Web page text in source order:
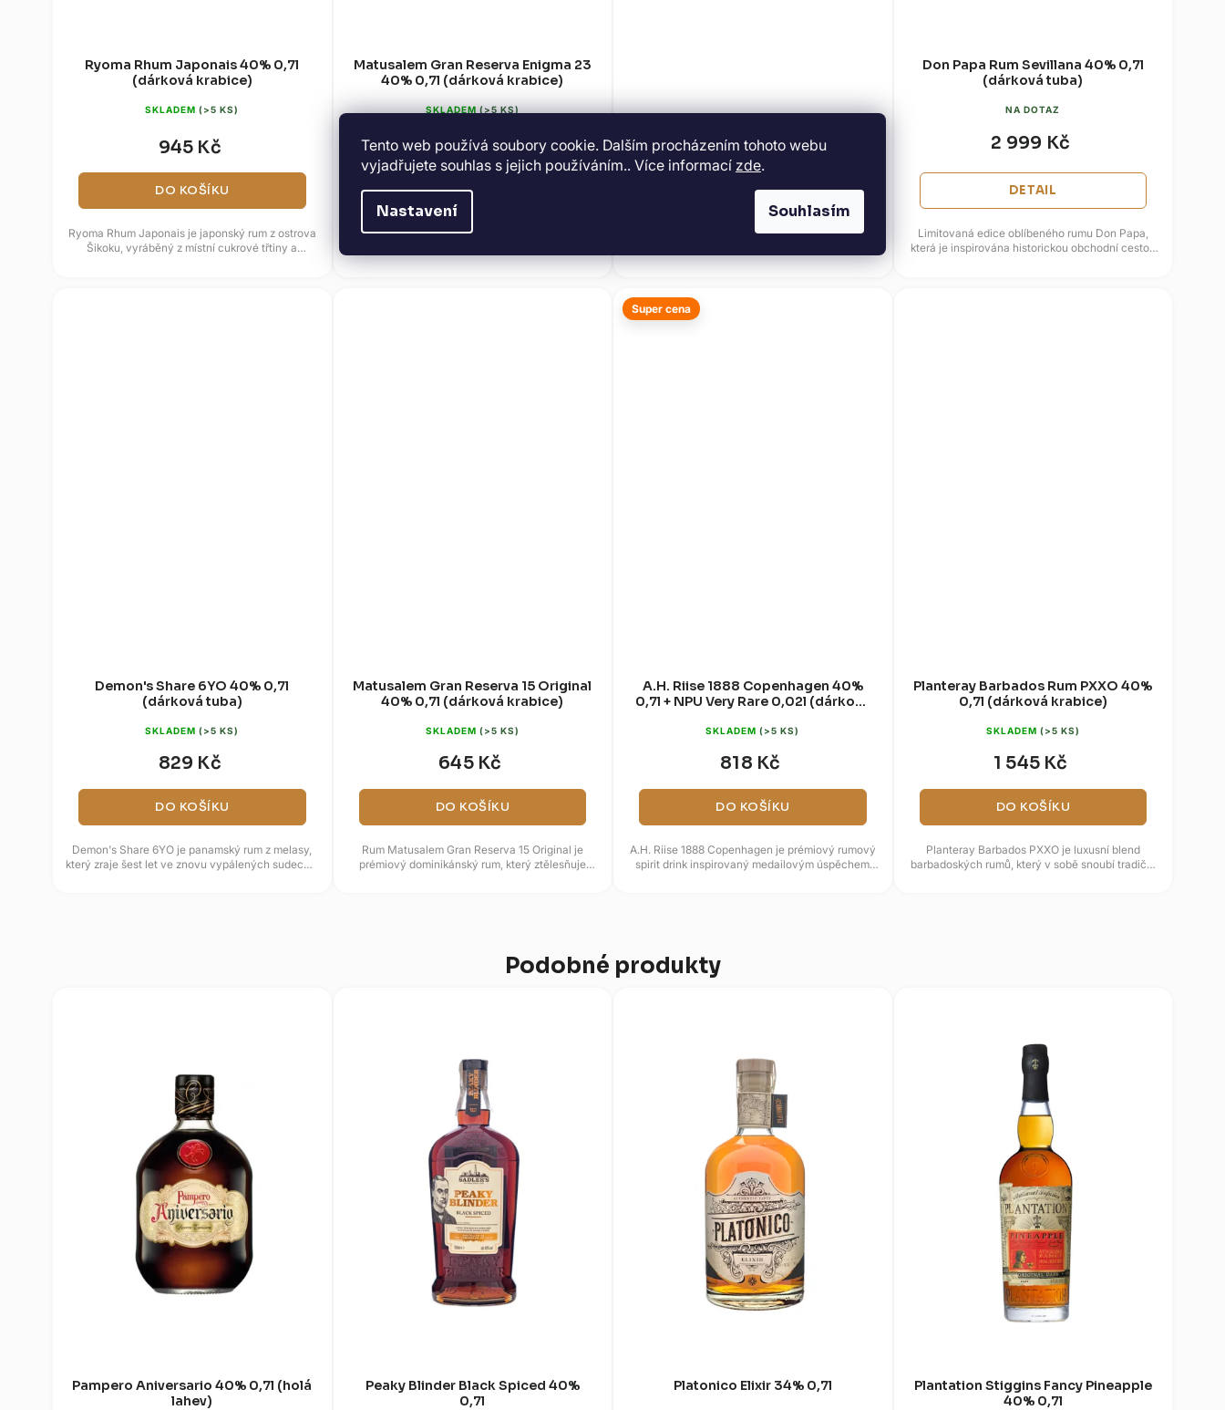
Tento web používá soubory cookie. Dalším procházením tohoto webu
vyjadřujete souhlas s jejich používáním.. Více informací zde.
Nastavení Souhlasím
Ryoma Rhum Japonais 40% 0,7l
(dárková krabice)
SKLADEM(>5 KS)
945 Kč
DO KOŠÍKU
Ryoma Rhum Japonais je japonský rum z ostrova
Šikoku, vyráběný z místní cukrové třtiny a
Matusalem Gran Reserva Enigma 23
40% 0,7l (dárková krabice)
SKLADEM (>5 KS)
1 390 Kč
DO KOŠÍKU
Jedná se o exkluzivní rum z Panamy, inspirovaný
sudech po bourbonu v...
1 365 Kč
DO KOŠÍKU
Don Papa Rum Sevillana 40% 0,7l
(dárková tuba)
NA DOTAZ
2 999 Kč
DETAIL
Limitovaná edice oblíbeného rumu Don Papa,
která je inspirována historickou obchodní cestou
Demon's Share 6YO 40% 0,7l
(dárková tuba)
SKLADEM(>5 KS)
829 Kč
DO KOŠÍKU
Demon's Share 6YO je panamský rum z melasy,
který zraje šest let ve znovu vypálených sudech z
Matusalem Gran Reserva 15 Original
40% 0,7l (dárková krabice)
SKLADEM (>5 KS)
645 Kč
DO KOŠÍKU
Rum Matusalem Gran Reserva 15 Original je
prémiový dominikánský rum, který ztělesňuje
Super cena
A.H. Riise 1888 Copenhagen 40%
0,7l + NPU Very Rare 0,02l (dárková
SKLADEM(>5 KS)
818 Kč
DO KOŠÍKU
A.H. Riise 1888 Copenhagen je prémiový rumový
spirit drink inspirovaný medailovým úspěchem
Planteray Barbados Rum PXXO 40%
0,7l (dárková krabice)
SKLADEM (>5 KS)
1 545 Kč
DO KOŠÍKU
Planteray Barbados PXXO je luxusní blend
barbadoských rumů, který v sobě snoubí tradiční
Podobné produkty
Pampero Aniversario 40% 0,7l (holá
lahev)
Peaky Blinder Black Spiced 40%
0,7l
Platonico Elixir 34% 0,7l
Plantation Stiggins Fancy Pineapple
40% 0,7l